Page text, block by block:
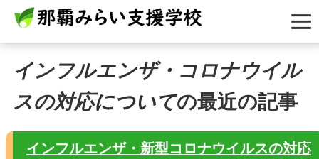
インフルエンザ・コロナウイル
スの対応についての最近の記事
インフルエンザ・新型コロナウイルスの対応